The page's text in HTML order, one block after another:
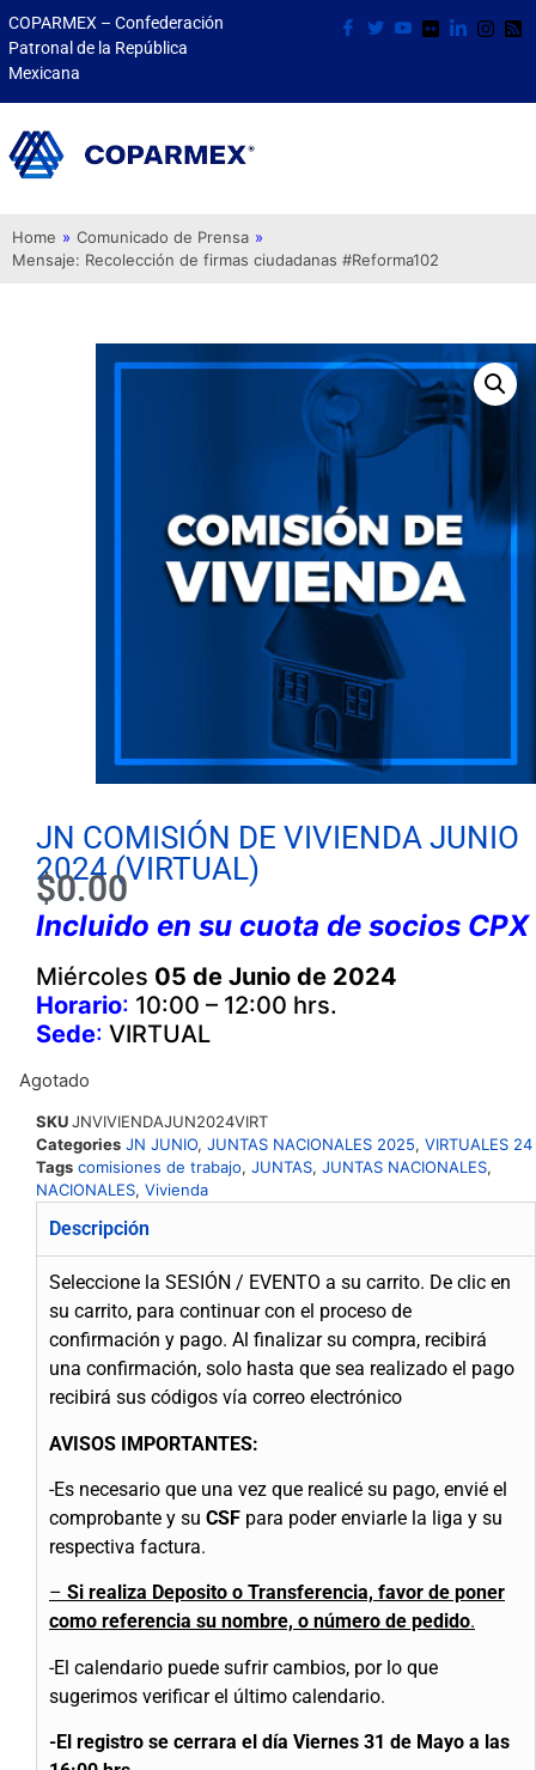
COPARMEX – Confederación
Patronal de la República
Mexicana
Home » Comunicado de Prensa »
Mensaje: Recolección de firmas ciudadanas #Reforma102
JN COMISIÓN DE VIVIENDA JUNIO
2024 (VIRTUAL)
$0.00
Incluido en su cuota de socios CPX
Miércoles 05 de Junio de 2024
Horario: 10:00 – 12:00 hrs.
Sede: VIRTUAL
Agotado
SKUJNVIVIENDAJUN2024VIRT
Categories JN JUNIO, JUNTAS NACIONALES 2025, VIRTUALES 24
Tags comisiones de trabajo, JUNTAS, JUNTAS NACIONALES,
NACIONALES, Vivienda
Descripción
Seleccione la SESIÓN / EVENTO a su carrito. De clic en
su carrito, para continuar con el proceso de
confirmación y pago. Al finalizar su compra, recibirá
una confirmación, solo hasta que sea realizado el pago
recibirá sus códigos vía correo electrónico
AVISOS IMPORTANTES:
-Es necesario que una vez que realicé su pago, envié el
comprobante y su CSF para poder enviarle la liga y su
respectiva factura.
– Si realiza Deposito o Transferencia, favor de poner
como referencia su nombre, o número de pedido.
-El calendario puede sufrir cambios, por lo que
sugerimos verificar el último calendario.
-El registro se cerrara el día Viernes 31 de Mayo a las